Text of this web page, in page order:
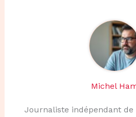
Michel
Journaliste indépendant de